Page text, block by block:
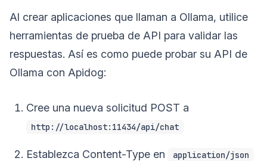
Al crear aplicaciones que llaman a Ollama, utilice
herramientas de prueba de API para validar las
respuestas. Así es como puede probar su API de
Ollama con Apidog:
Cree una nueva solicitud POST a
http://localhost:11434/api/chat
Establezca Content-Type en application/json